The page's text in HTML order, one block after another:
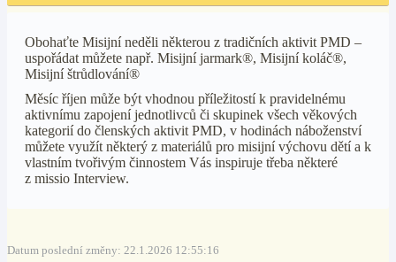
Obohaťte Misijní neděli některou z tradičních aktivit PMD –
uspořádat můžete např. Misijní jarmark®, Misijní koláč®,
Misijní štrůdlování®
Měsíc říjen může být vhodnou příležitostí k pravidelnému
aktivnímu zapojení jednotlivců či skupinek všech věkových
kategorií do členských aktivit PMD, v hodinách náboženství
můžete využít některý z materiálů pro misijní výchovu dětí a k
vlastním tvořivým činnostem Vás inspiruje třeba některé
z missio Interview.
Datum poslední změny: 22.1.2026 12:55:16